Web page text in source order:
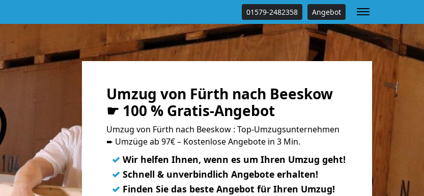
01579-2482358 Angebot
Umzug von Fürth nach Beeskow
☛ 100 % Gratis-Angebot
Umzug von Fürth nach Beeskow : Top-Umzugsunternehmen
➨ Umzüge ab 97€ – Kostenlose Angebote in 3 Min.
✓ Wir helfen Ihnen, wenn es um Ihren Umzug geht!
✓ Schnell & unverbindlich Angebote erhalten!
✓ Finden Sie das beste Angebot für Ihren Umzug!